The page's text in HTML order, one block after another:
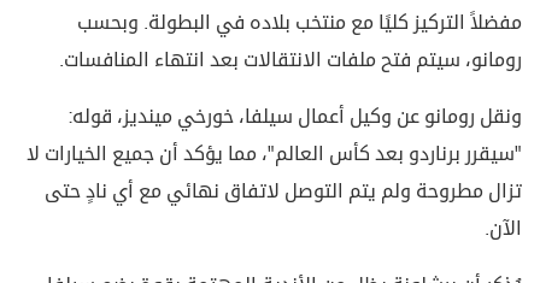
مفضلاً التركيز كليًا مع منتخب بلاده في البطولة. وبحسب
رومانو، سيتم فتح ملفات الانتقالات بعد انتهاء المنافسات.
ونقل رومانو عن وكيل أعمال سيلفا، خورخي مينديز، قوله:
"سيقرر برناردو بعد كأس العالم"، مما يؤكد أن جميع الخيارات لا
تزال مطروحة ولم يتم التوصل لاتفاق نهائي مع أي نادٍ حتى
الآن.